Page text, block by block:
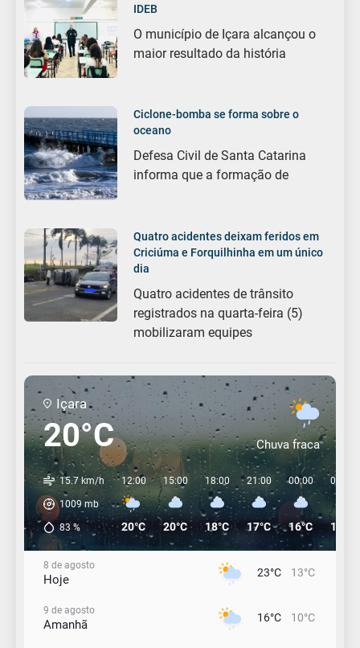
IDEB
O município de Içara alcançou o
maior resultado da história
Ciclone-bomba se forma sobre o
oceano
Defesa Civil de Santa Catarina
informa que a formação de
Quatro acidentes deixam feridos em
Criciúma e Forquilhinha em um único
dia
Quatro acidentes de trânsito
registrados na quarta-feira (5)
mobilizaram equipes
Içara
20°C Chuva fraca
15.7 km/h
1009 mb
83%
12:00
20°C
15:00
20°C
18:00
18°C
21:00
17°C
00:00
16°C
03:00
15°C
8 de agosto
Hoje 23°C 13°C
9 de agosto
Amanhã 16°C 10°C